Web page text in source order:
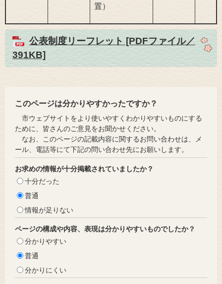
置）
公表制度リーフレット [PDFファイル／
391KB]
このページは分かりやすかったですか？
市ウェブサイトをより使いやすくわかりやすいものにする
ために、皆さんのご意見をお聞かせください。
なお、このページの記載内容に関するお問い合わせは、メ
ール、電話等にて下記の問い合わせ先にお願いします。
お求めの情報が十分掲載されていましたか？
十分だった
普通
情報が足りない
ページの構成や内容、表現は分かりやすいものでしたか？
分かりやすい
普通
分かりにくい